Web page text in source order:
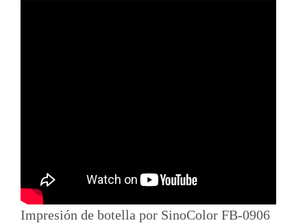
Impresión de botella por SinoColor FB-0906